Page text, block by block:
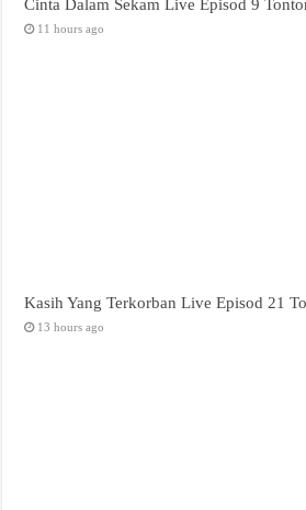
Cinta Dalam Sekam Live Episod 9
11 hours ago
Kasih Yang Terkorban Live Episod 21
13 hours ago